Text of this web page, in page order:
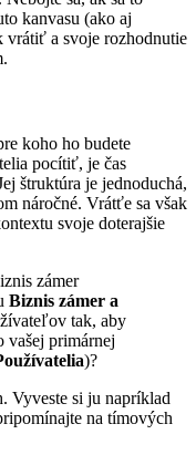
kanvasu (ako aj
vrátiť a svoje rozhodnutie
koho ho budete
pocítiť, je čas
štruktúra je jednoduchá,
náročné. Vrátťe sa však
svoje doterajšie
zámer
Biznis zámer a
tak, aby
vašej primárnej
)?
Vyveste si ju napríklad
na tímových